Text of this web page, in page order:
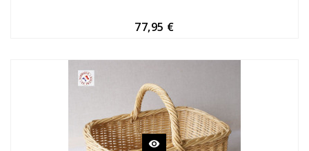
77,95 €